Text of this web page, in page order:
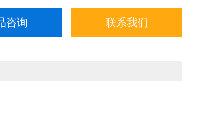
咨询 联系我们